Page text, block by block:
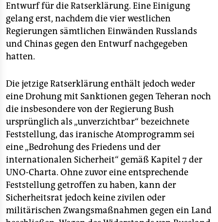
Entwurf für die Ratserklärung. Eine Einigung
gelang erst, nachdem die vier westlichen
Regierungen sämtlichen Einwänden Russlands
und Chinas gegen den Entwurf nachgegeben
hatten.
Die jetzige Ratserklärung enthält jedoch weder
eine Drohung mit Sanktionen gegen Teheran noch
die insbesondere von der Regierung Bush
ursprünglich als „unverzichtbar“ bezeichnete
Feststellung, das iranische Atomprogramm sei
eine „Bedrohung des Friedens und der
internationalen Sicherheit“ gemäß Kapitel 7 der
UNO-Charta. Ohne zuvor eine entsprechende
Feststellung getroffen zu haben, kann der
Sicherheitsrat jedoch keine zivilen oder
militärischen Zwangsmaßnahmen gegen ein Land